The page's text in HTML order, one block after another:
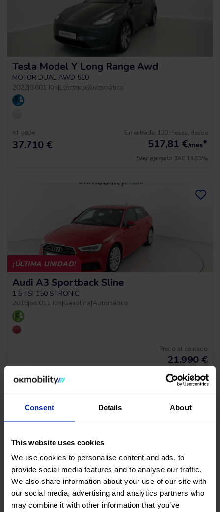
Consent Details About
This website uses cookies
We use cookies to personalise content and ads, to
provide social media features and to analyse our traffic.
We also share information about your use of our site with
our social media, advertising and analytics partners who
may combine it with other information that you’ve
Tesla Model Y Long Range Awd
MOTOR DUAL AWD 510
2022|8.601 Km|Eléctrico|Automático
41.900 €
37.710 €
Sin entrada, 120 meses, desde
517,81 €/mes*
*Ver ejemplo TAE 11,53%
¡ÚLTIMA UNIDAD!
Audi A3 Sportback Sline
1.5 TSI 150 STRONIC
2019|64.011 Km|Gasolina|Automático
Precio al contado
21.990 €
¡ÚLTIMA UNIDAD!
Fiat 500c Dolcevita
1.0 HYBRID 70 MHEV
2024 |35.728 Km|Mild Hybrid Manual